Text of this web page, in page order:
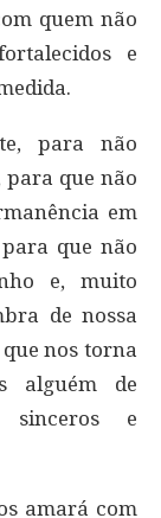
quem não
e
para não
para que não
em
que não
e, muito
de nossa
nos torna
alguém de
sinceros e
amará com